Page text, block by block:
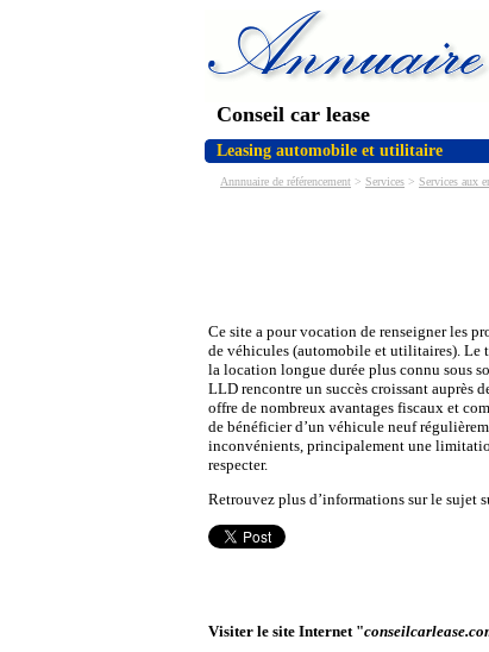
Conseil car lease
Leasing automobile et utilitaire
Annnuaire de référencement > Services > Services aux
Ce site a pour vocation de renseigner les
de véhicules (automobile et utilitaires). Le
la location longue durée plus connu sous
LLD rencontre un succès croissant auprès
offre de nombreux avantages fiscaux et
de bénéficier d’un véhicule neuf
inconvénients, principalement une
respecter.
Retrouvez plus d’informations sur le sujet
Visiter le site Internet "